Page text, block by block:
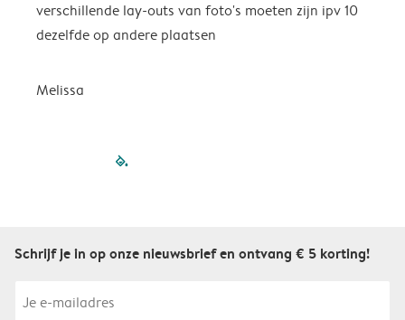
verschillende lay-outs van foto's moeten zijn ipv 10
dezelfde op andere plaatsen
Melissa
filled-pagination
Schrijf je in op onze nieuwsbrief en ontvang € 5 korting!